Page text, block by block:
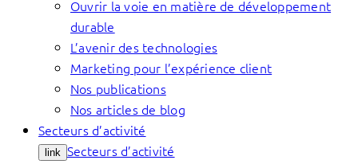
Ouvrir la voie en matière de développement
durable
L’avenir des technologies
Marketing pour l’expérience client
Nos publications
Nos articles de blog
Secteurs d’activité
link Secteurs d’activité